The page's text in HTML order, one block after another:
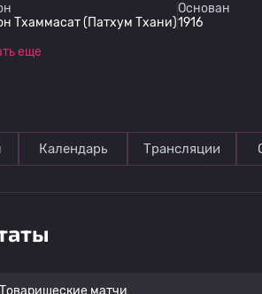
Тхаммасат (Патхум Тхани)
Основан
1916
еще
Календарь Трансляции
Товарищеские матчи